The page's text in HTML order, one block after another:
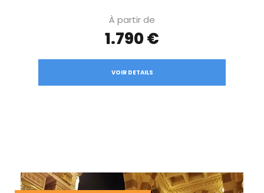
À partir de
1.790 €
VOIR DETAILS